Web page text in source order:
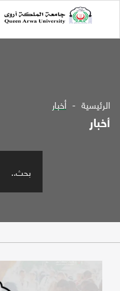
الرئيسية أخبار
أخبار